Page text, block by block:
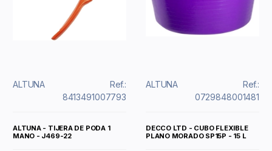
ALTUNA
Ref.:
8413491007793
ALTUNA - TIJERA DE PODA 1
MANO - J469-22
ALTUNA
Ref.:
0729848001481
DECCO LTD - CUBO FLEXIBLE
PLANO MORADO SP15P - 15 L